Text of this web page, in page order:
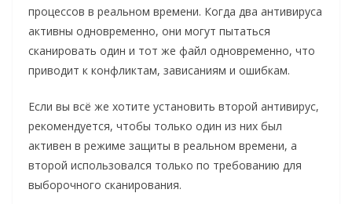
процессов в реальном времени. Когда два антивируса
активны одновременно, они могут пытаться
сканировать один и тот же файл одновременно, что
приводит к конфликтам, зависаниям и ошибкам.
Если вы всё же хотите установить второй антивирус,
рекомендуется, чтобы только один из них был
активен в режиме защиты в реальном времени, а
второй использовался только по требованию для
выборочного сканирования.